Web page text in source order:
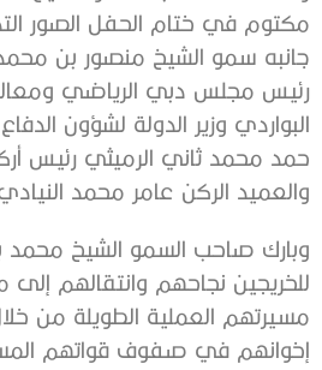
مكتوم في ختام الحفل الصور
جانبه سمو الشيخ منصور بن
رئيس مجلس دبي الرياضي
البواردي وزير الدولة لشؤون
حمد محمد ثاني الرميثي رئيس
والعميد الركن عامر محمد النيادي
وبارك صاحب السمو الشيخ محمد
للخريجين نجاحهم وانتقالهم
مسيرتهم العملية الطويلة من
إخوانهم في صفوف قواتهم